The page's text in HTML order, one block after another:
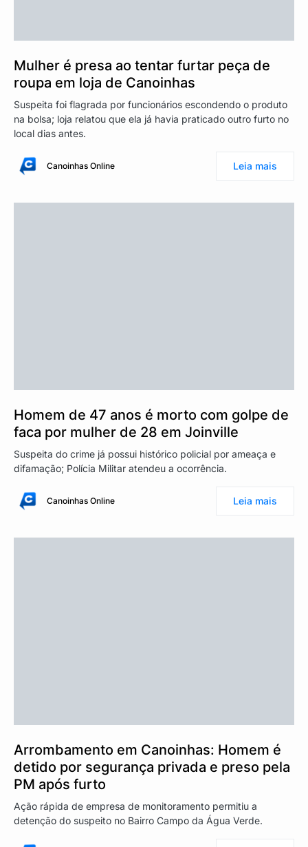
Mulher é presa ao tentar furtar peça de
roupa em loja de Canoinhas
Suspeita foi flagrada por funcionários escondendo o produto
na bolsa; loja relatou que ela já havia praticado outro furto no
local dias antes.
Canoinhas Online Leia mais
Homem de 47 anos é morto com golpe de
faca por mulher de 28 em Joinville
Suspeita do crime já possui histórico policial por ameaça e
difamação; Polícia Militar atendeu a ocorrência.
Canoinhas Online Leia mais
Arrombamento em Canoinhas: Homem é
detido por segurança privada e preso pela
PM após furto
Ação rápida de empresa de monitoramento permitiu a
detenção do suspeito no Bairro Campo da Água Verde.